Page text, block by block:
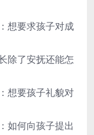
要求孩子对成
了安抚还能怎
要孩子礼貌对
何向孩子提出